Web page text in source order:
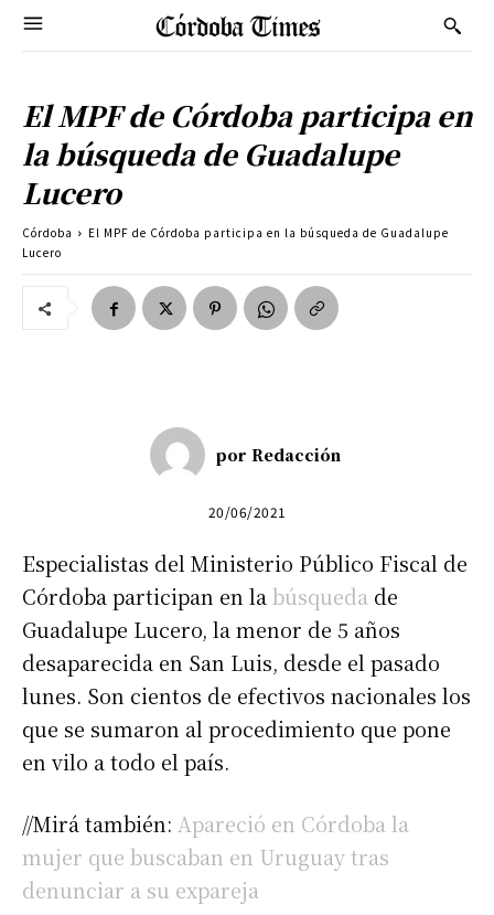
El MPF de Córdoba participa en
la búsqueda de Guadalupe
Lucero
Córdoba
El MPF de Córdoba participa en la búsqueda de Guadalupe
Lucero
por Redacción
20/06/2021
Especialistas del Ministerio Público Fiscal de
Córdoba participan en la búsqueda de
Guadalupe Lucero, la menor de 5 años
desaparecida en San Luis, desde el pasado
lunes. Son cientos de efectivos nacionales los
que se sumaron al procedimiento que pone
en vilo a todo el país.
//Mirá también: Apareció en Córdoba la
mujer que buscaban en Uruguay tras
denunciar a su expareja